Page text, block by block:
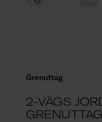
Grenuttag
2-VÄGS
GRENUTTAG